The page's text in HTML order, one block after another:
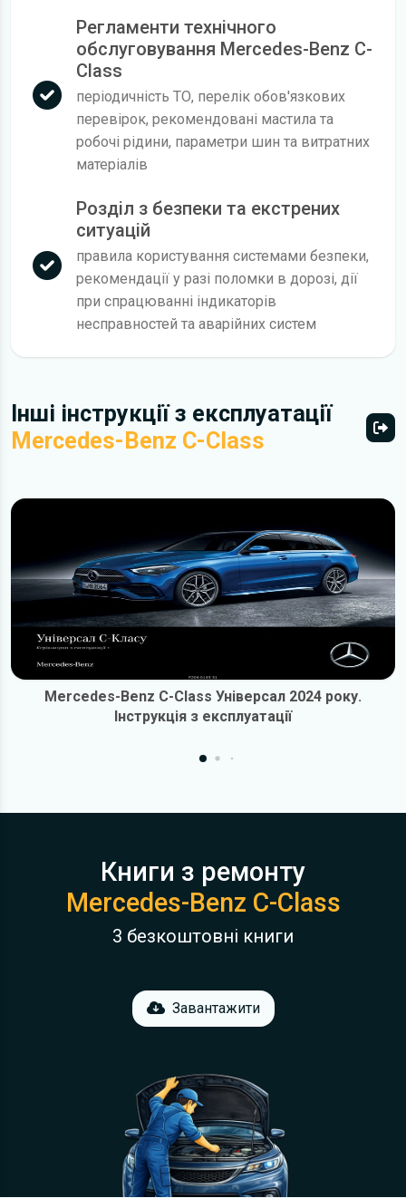
Регламенти технічного
обслуговування Mercedes-Benz C-
Class
періодичність ТО, перелік обов'язкових
перевірок, рекомендовані мастила та
робочі рідини, параметри шин та витратних
матеріалів
Розділ з безпеки та екстрених
ситуацій
правила користування системами безпеки,
рекомендації у разі поломки в дорозі, дії
при спрацюванні індикаторів
несправностей та аварійних систем
Інші інструкції з експлуатації
Mercedes-Benz C-Class
Всі
Mercedes-Benz C-Class Універсал 2024 року.
Інструкція з експлуатації
Книги з ремонту
Mercedes-Benz C-Class
3 безкоштовні книги
Завантажити